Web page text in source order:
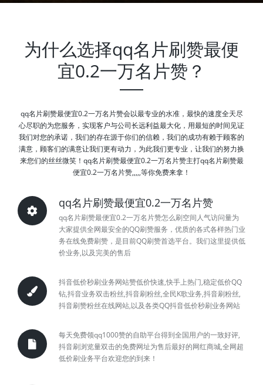
为什么选择qq名片刷赞最便
宜0.2一万名片赞？
qq名片刷赞最便宜0.2一万名片赞会以最专业的水准，最快的速度全天尽
心尽职的为您服务，实现客户与公司长远利益最大化，用最短的时间见证
我们对您的承诺，我们的存在源于你们的信赖，我们的成功有赖于顾客的
满意，顾客们的满意让我们更有动力，为此我们更专业，让我们的努力换
来您们的丝丝微笑！qq名片刷赞最便宜0.2一万名片赞主打qq名片刷赞最
便宜0.2一万名片赞,,,,,等你免费来拿！
qq名片刷赞最便宜0.2一万名片赞
qq名片刷赞最便宜0.2一万名片赞怎么刷空间人气访问量为
大家提供全网最安全的QQ刷赞服务，优质的各式各样热门业
务在线免费刷赞，是目前QQ刷赞首选平台。我们这里提供低
价业务,以及完美的售后
抖音低价秒刷业务网站赞低价快速,快手上热门,稳定低价QQ
钻,抖音业务双击粉丝,抖音刷粉丝,全民K歌业务,抖音刷粉丝,
抖音刷赞粉丝在线网站,以及各类QQ抖音低价秒刷业务网站
每天免费领qq1000赞的自助平台得到全国用户的一致好评,
抖音刷浏览量双击的免费网址为售后最好的网红商城,全网超
低价刷业务平台欢迎您的到来！